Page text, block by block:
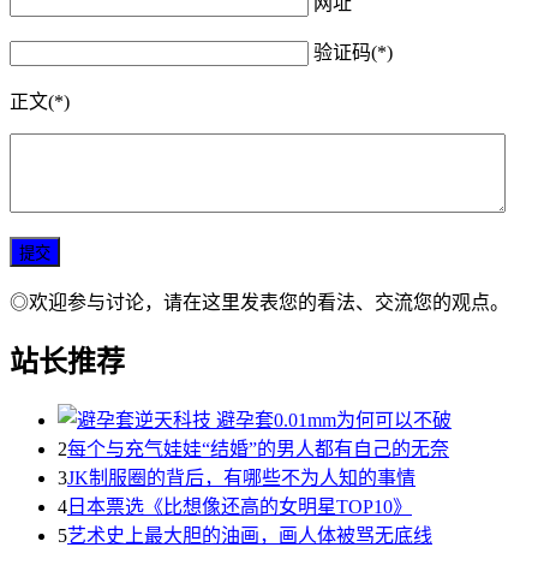
验证码(*)
正文(*)
◎欢迎参与讨论，请在这里发表您的看法、交流您的观点。
站长推荐
2每个与充气娃娃“结婚”的男人都有自己的无奈
3JK制服圈的背后，有哪些不为人知的事情
4 日本票选《比想像还高的女明星TOP10》
5艺术史上最大胆的油画，画人体被骂无底线